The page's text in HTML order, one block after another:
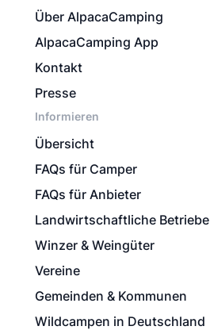
Über AlpacaCamping
AlpacaCamping App
Kontakt
Presse
Informieren
Übersicht
FAQs für Camper
FAQs für Anbieter
Landwirtschaftliche Betriebe
Winzer & Weingüter
Vereine
Gemeinden & Kommunen
Wildcampen in Deutschland